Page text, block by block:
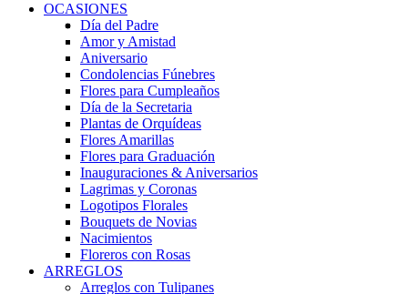
OCASIONES
Día del Padre
Amor y Amistad
Aniversario
Condolencias Fúnebres
Flores para Cumpleaños
Día de la Secretaria
Plantas de Orquídeas
Flores Amarillas
Flores para Graduación
Inauguraciones & Aniversarios
Lagrimas y Coronas
Logotipos Florales
Bouquets de Novias
Nacimientos
Floreros con Rosas
ARREGLOS
Arreglos con Tulipanes